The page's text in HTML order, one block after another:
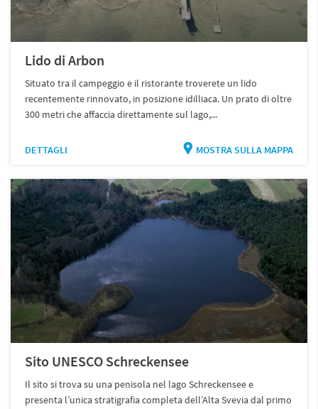
Lido di Arbon
Situato tra il campeggio e il ristorante troverete un lido
recentemente rinnovato, in posizione idilliaca. Un prato di oltre
300 metri che affaccia direttamente sul lago,...
DETTAGLI MOSTRA SULLA MAPPA
Sito UNESCO Schreckensee
Il sito si trova su una penisola nel lago Schreckensee e
presenta l’unica stratigrafia completa dell’Alta Svevia dal primo